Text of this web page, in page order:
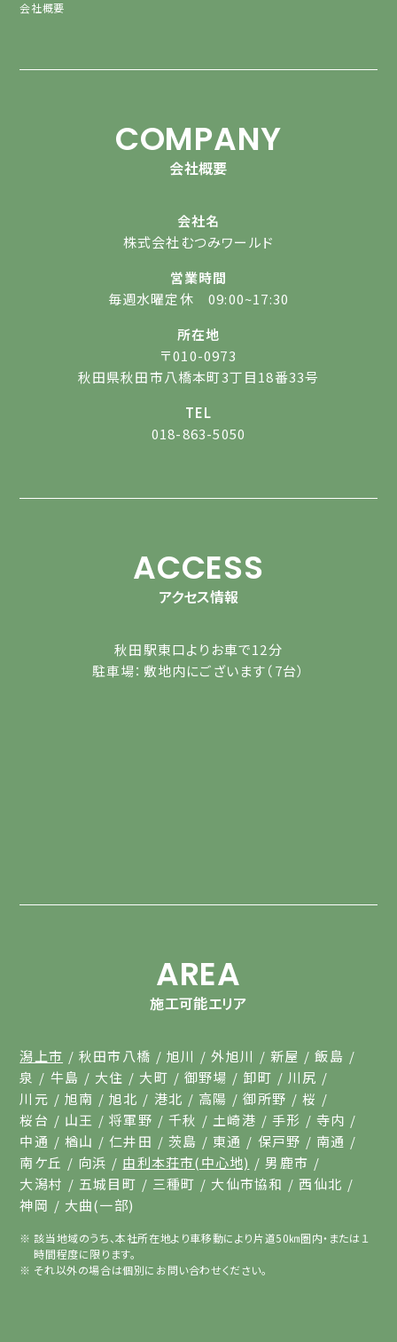
会社概要
COMPANY
会社概要
会社名
株式会社むつみワールド
営業時間
毎週水曜定休 09:00~17:30
所在地
〒010-0973
秋田県秋田市八橋本町3丁目18番33号
TEL
018-863-5050
ACCESS
アクセス情報
秋田駅東口よりお車で12分
駐車場：敷地内にございます（7台）
AREA
施工可能エリア
潟上市 秋田市八橋 旭川 外旭川 新屋
飯島
泉
牛島 大住 大町 御野場 卸町
川尻
川元
旭南 旭北 港北 高陽 御所野
桜
桜台
山王 将軍野 千秋 土崎港 手形
寺内
中通
楢山 仁井田 茨島 東通 保戸野
南通
南ケ丘
向浜 由利本荘市(中心地)
男鹿市
大潟村
五城目町 三種町 大仙市協和
西仙北
神岡
大曲(一部)
該当地域のうち、本社所在地より車移動により片道50㎞圏内・または１
時間程度に限ります。
それ以外の場合は個別にお問い合わせください。